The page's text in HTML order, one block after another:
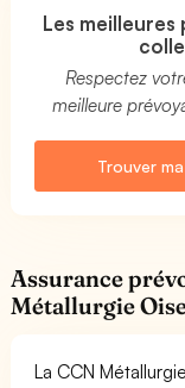
Les
Respectez
meilleure
Trouver
Assurance
Métallurgie
La CCN